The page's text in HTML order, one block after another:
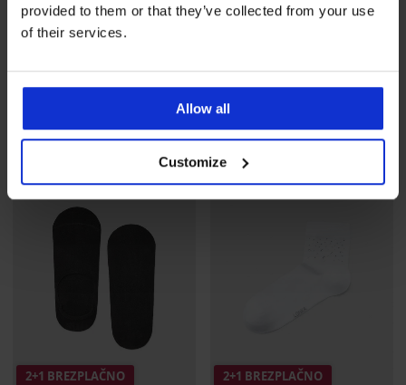
provided to them or that they’ve collected from your use
of their services.
Allow all
Customize
Ženske kratke bombažne
6,07 €
2+1 BREZPLAČNO
2+1 BREZPLAČNO